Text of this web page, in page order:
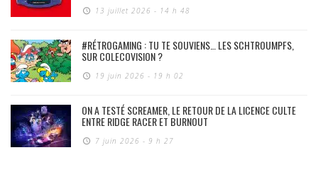
13 juillet 2026 - 14 h 48
#RÉTROGAMING : TU TE SOUVIENS… LES SCHTROUMPFS,
SUR COLECOVISION ?
19 juin 2026 - 19 h 02
ON A TESTÉ SCREAMER, LE RETOUR DE LA LICENCE CULTE
ENTRE RIDGE RACER ET BURNOUT
7 juin 2026 - 9 h 27